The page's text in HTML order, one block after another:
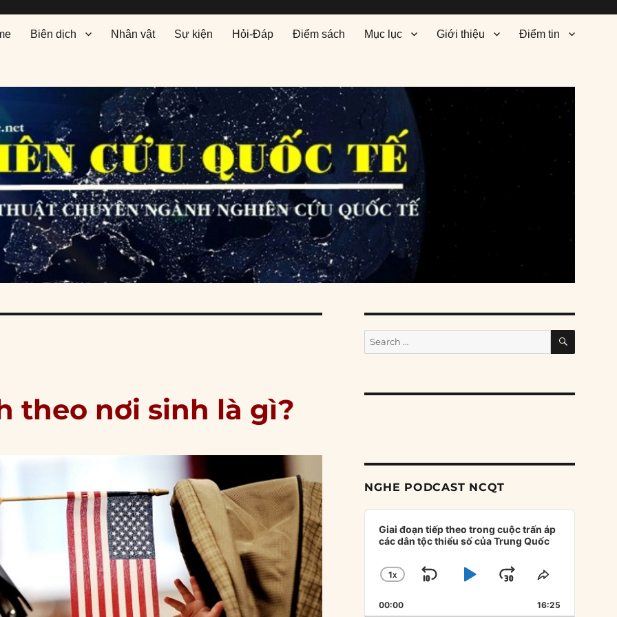
Biên dịch Nhân vật Sự kiện Hỏi-Đáp Điểm sách Mục lục Giới thiệu Điểm tin
theo nơi sinh là gì?
Search
for:
SEARCH
NGHE PODCAST NCQT
Audio
Player
Giai đoạn tiếp theo trong cuộc trấn áp
các dân tộc thiểu số của Trung Quốc
CHANGE
RATE
1X
SKIP
BACKWARD
PLAYJUMP
FORWARD
SHARE
EPISODE
00:00 16:25